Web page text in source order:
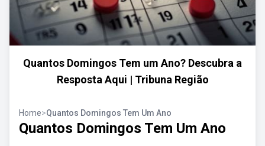
Quantos Domingos Tem um Ano? Descubra a
Resposta Aqui | Tribuna Região
Home>Quantos Domingos Tem Um Ano
Quantos Domingos Tem Um Ano